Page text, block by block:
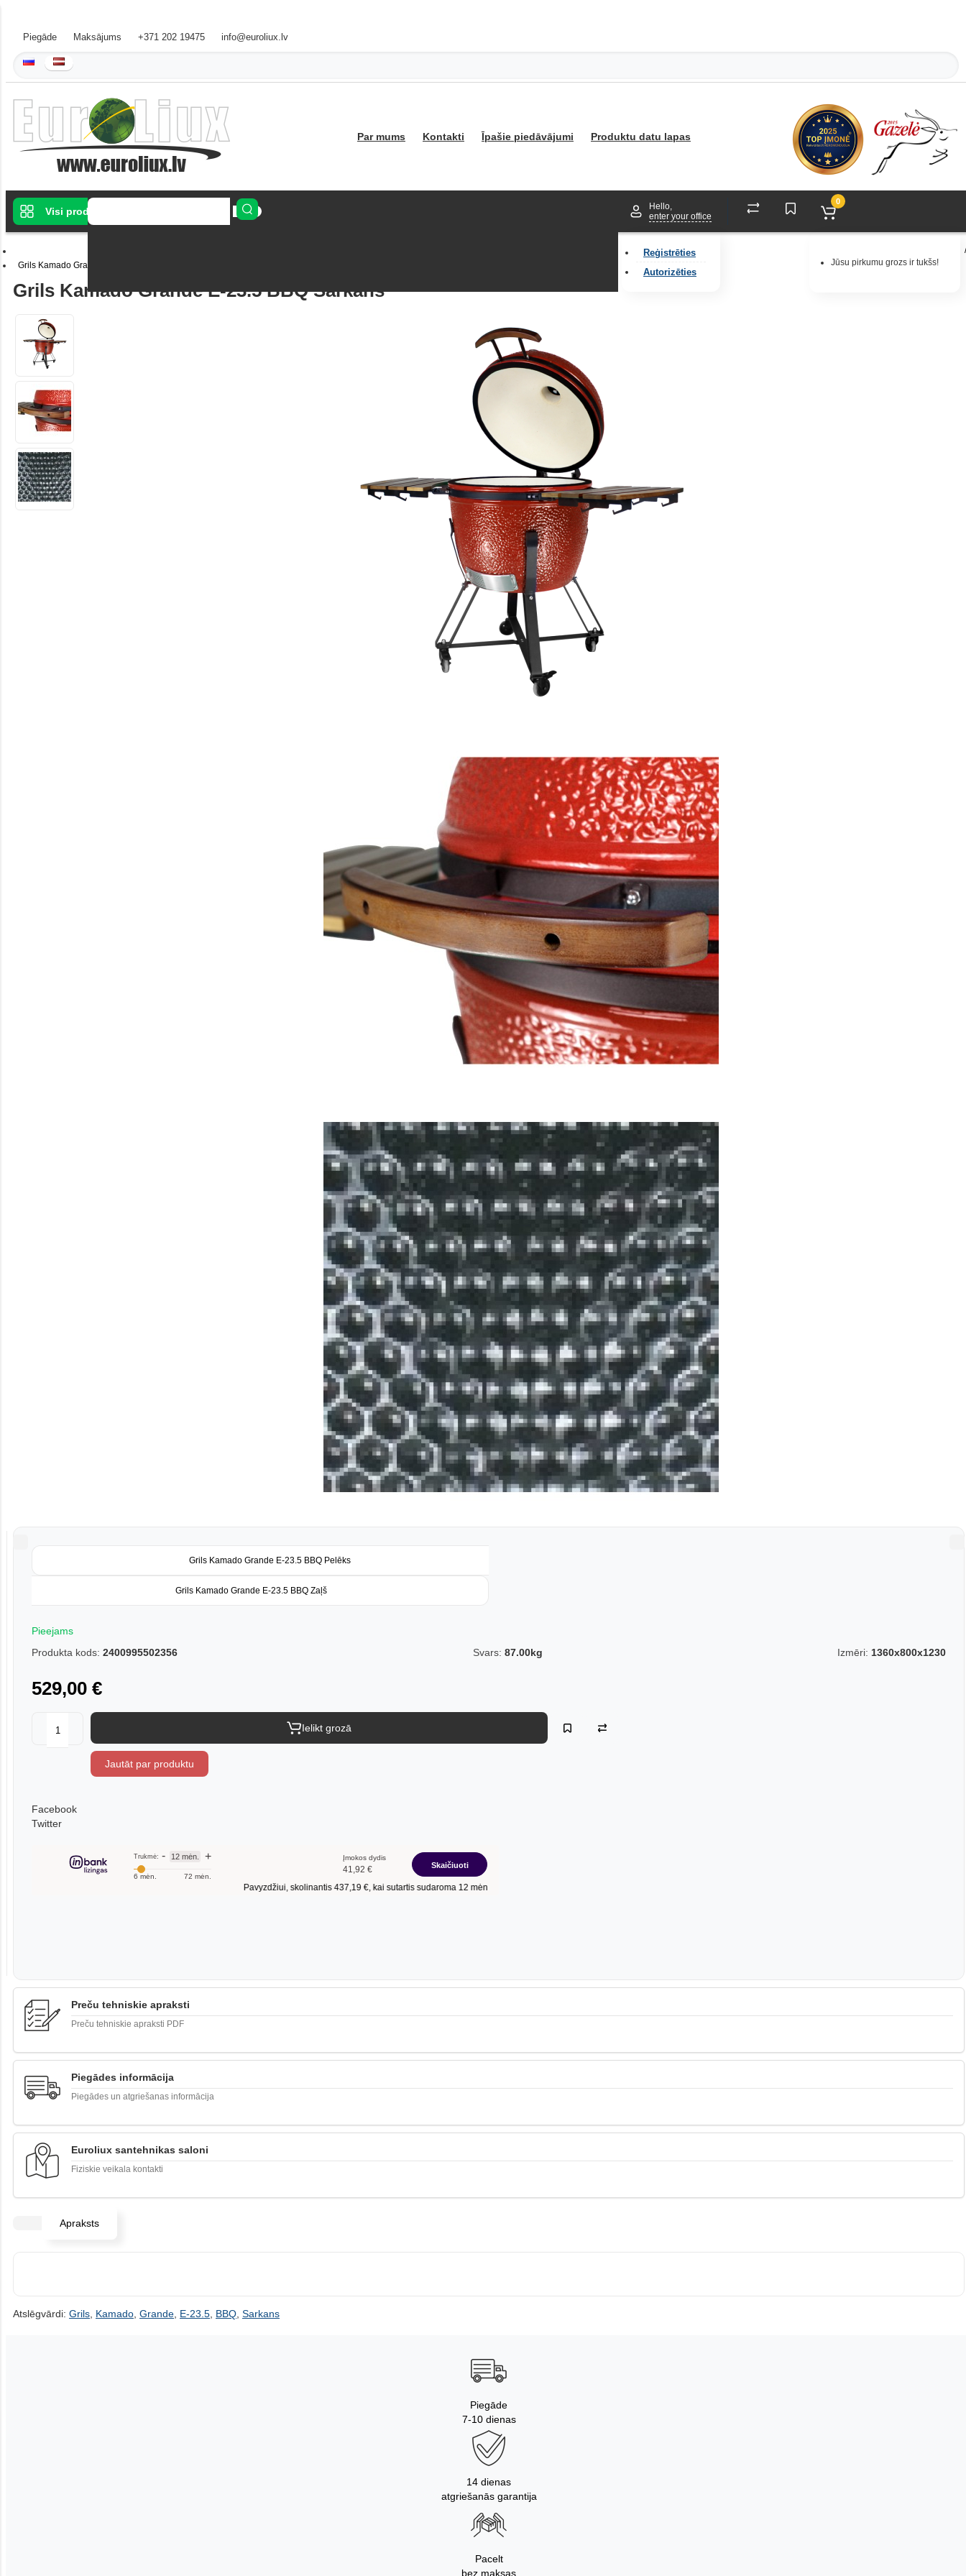
Piegāde Maksājums +371 202 19475 info@euroliux.lv
Par mums Kontakti Īpašie piedāvājumi Produktu datu lapas
Visi produkti
Hello,
enter your office
Reģistrēties
Autorizēties
0
Jūsu pirkumu grozs ir tukšs!
Grils Kamado Grande E-23.5 BBQ Sarkans
Grils Kamado Grande E-23.5 BBQ Sarkans
Grils Kamado Grande E-23.5 BBQ Pelēks
Grils Kamado Grande E-23.5 BBQ Zaļš
Pieejams
Produkta kods: 2400995502356 Svars: 87.00kg Izmēri: 1360x800x1230
529,00 €
Ielikt grozā
Jautāt par produktu
Facebook
Twitter
Preču tehniskie apraksti
Preču tehniskie apraksti PDF
Piegādes informācija
Piegādes un atgriešanas informācija
Euroliux santehnikas saloni
Fiziskie veikala kontakti
Apraksts
Atslēgvārdi: Grils Kamado Grande E-23.5 BBQ Sarkans
Piegāde
7-10 dienas
14 dienas
atgriešanās garantija
Pacelt
bez maksas